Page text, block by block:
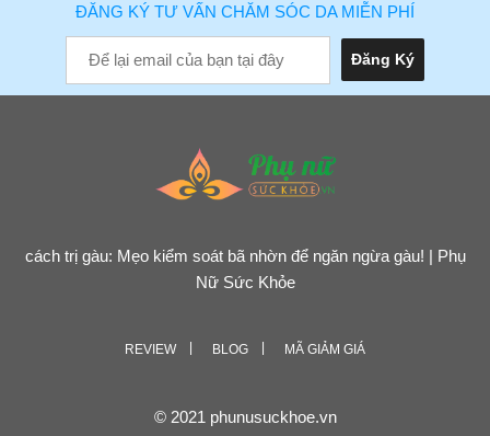
ĐĂNG KÝ TƯ VẤN CHĂM SÓC DA MIỄN PHÍ
cách trị gàu: Mẹo kiểm soát bã nhờn để ngăn ngừa gàu! | Phụ
Nữ Sức Khỏe
REVIEW BLOG MÃ GIẢM GIÁ
© 2021 phunusuckhoe.vn